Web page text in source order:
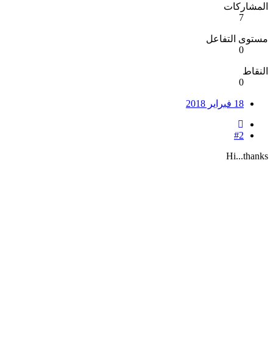
المشاركات
7
مستوى التفاعل
0
النقاط
0
18 فبراير 2018
#2
Hi...thanks